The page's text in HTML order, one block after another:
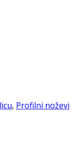
, Profilni noževi